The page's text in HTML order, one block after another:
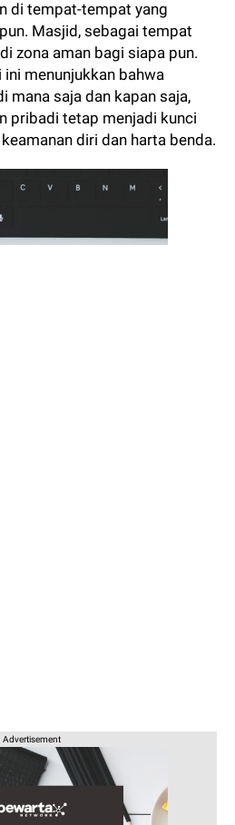
di tempat-tempat yang
Masjid, sebagai tempat
zona aman bagi siapa pun.
menunjukkan bahwa
mana saja dan kapan saja,
pribadi tetap menjadi kunci
diri dan harta benda.
Advertisement